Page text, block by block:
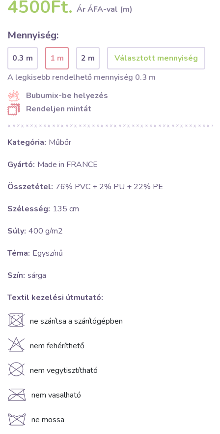
4500Ft. Ár ÁFA-val (m)
Mennyiség:
0.3 m 1 m
2 m
A legkisebb rendelhető mennyiség 0.3 m
Bubumix-be helyezés
Rendeljen mintát
Kategória: Műbőr
Gyártó: Made in FRANCE
Összetétel: 76% PVC + 2% PU + 22% PE
Szélesség: 135 cm
Súly: 400 g/m2
Téma: Egyszínű
Szín: sárga
Textil kezelési útmutató:
U ne szárítsa a szárítógépben
H nem fehéríthető
K nem vegytisztítható
C nem vasalható
d ne mossa